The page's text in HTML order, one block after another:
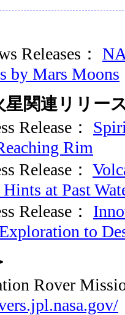
Releases：
by Mars Moons
星関連リリー
Release：
Rim
Release：
at Past
Release：
to
Rover